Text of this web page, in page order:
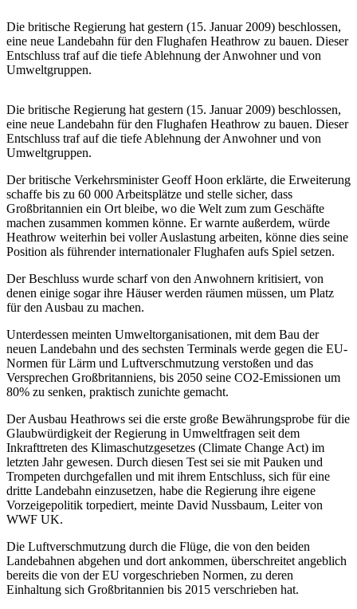
Die britische Regierung hat gestern (15. Januar 2009) beschlossen,
eine neue Landebahn für den Flughafen Heathrow zu bauen. Dieser
Entschluss traf auf die tiefe Ablehnung der Anwohner und von
Umweltgruppen.
Die britische Regierung hat gestern (15. Januar 2009) beschlossen,
eine neue Landebahn für den Flughafen Heathrow zu bauen. Dieser
Entschluss traf auf die tiefe Ablehnung der Anwohner und von
Umweltgruppen.
Der britische Verkehrsminister Geoff Hoon erklärte, die Erweiterung
schaffe bis zu 60 000 Arbeitsplätze und stelle sicher, dass
Großbritannien ein Ort bleibe, wo die Welt zum zum Geschäfte
machen zusammen kommen könne. Er warnte außerdem, würde
Heathrow weiterhin bei voller Auslastung arbeiten, könne dies seine
Position als führender internationaler Flughafen aufs Spiel setzen.
Der Beschluss wurde scharf von den Anwohnern kritisiert, von
denen einige sogar ihre Häuser werden räumen müssen, um Platz
für den Ausbau zu machen.
Unterdessen meinten Umweltorganisationen, mit dem Bau der
neuen Landebahn und des sechsten Terminals werde gegen die EU-
Normen für Lärm und Luftverschmutzung verstoßen und das
Versprechen Großbritanniens, bis 2050 seine CO2-Emissionen um
80% zu senken, praktisch zunichte gemacht.
Der Ausbau Heathrows sei die erste große Bewährungsprobe für die
Glaubwürdigkeit der Regierung in Umweltfragen seit dem
Inkrafttreten des Klimaschutzgesetzes (Climate Change Act) im
letzten Jahr gewesen. Durch diesen Test sei sie mit Pauken und
Trompeten durchgefallen und mit ihrem Entschluss, sich für eine
dritte Landebahn einzusetzen, habe die Regierung ihre eigene
Vorzeigepolitik torpediert, meinte David Nussbaum, Leiter von
WWF UK.
Die Luftverschmutzung durch die Flüge, die von den beiden
Landebahnen abgehen und dort ankommen, überschreitet angeblich
bereits die von der EU vorgeschrieben Normen, zu deren
Einhaltung sich Großbritannien bis 2015 verschrieben hat.